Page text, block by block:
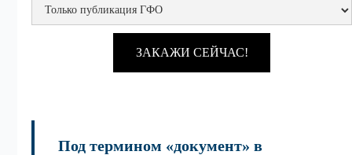
Под термином «документ» в